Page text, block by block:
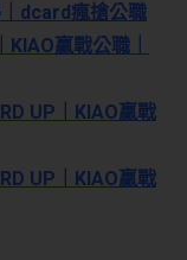
dcard瘋搶公職
贏戰公職｜
UP｜KIAO贏戰
UP｜KIAO贏戰